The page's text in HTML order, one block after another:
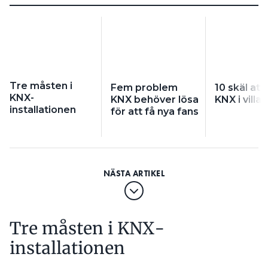
Tre måsten i
KNX-
installationen
Fem problem
KNX behöver lösa
för att få nya fans
10 skäl att
KNX i
Tre måsten i KNX-
installationen